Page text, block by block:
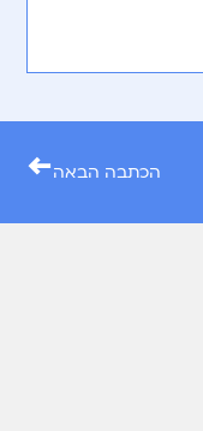
הכתבה הבאה←